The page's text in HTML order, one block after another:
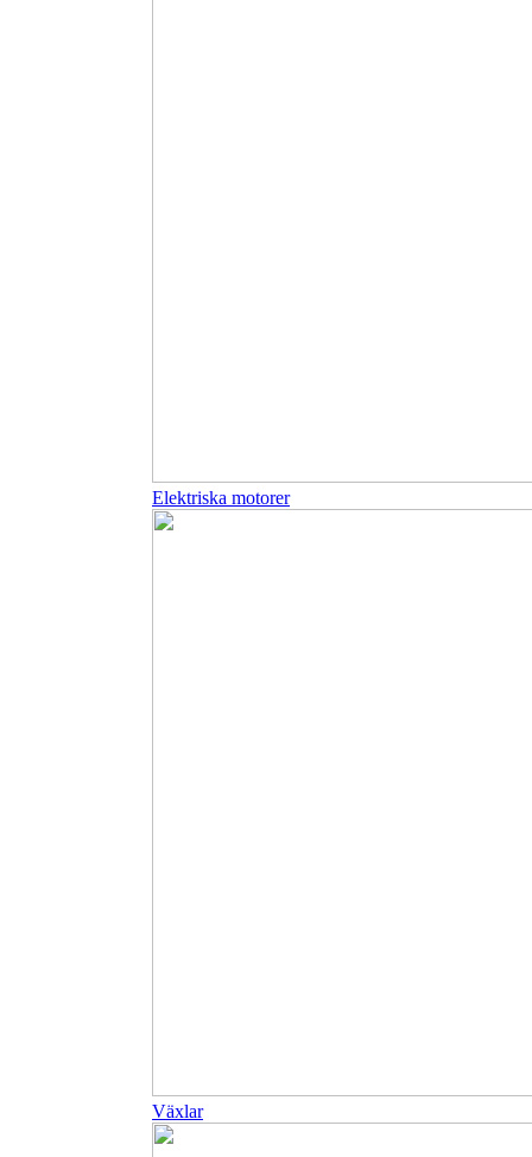
Elektriska motorer
Växlar